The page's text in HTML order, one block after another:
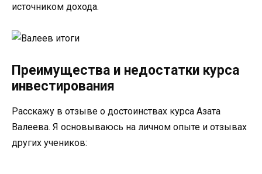
источником дохода.
Преимущества и недостатки курса
инвестирования
Расскажу в отзыве о достоинствах курса Азата
Валеева. Я основываюсь на личном опыте и отзывах
других учеников: